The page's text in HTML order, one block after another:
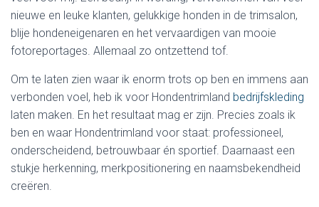
nieuwe en leuke klanten, gelukkige honden in de trimsalon,
blije hondeneigenaren en het vervaardigen van mooie
fotoreportages. Allemaal zo ontzettend tof.
Om te laten zien waar ik enorm trots op ben en immens aan
verbonden voel, heb ik voor Hondentrimland bedrijfskleding
laten maken. En het resultaat mag er zijn. Precies zoals ik
ben en waar Hondentrimland voor staat: professioneel,
onderscheidend, betrouwbaar én sportief. Daarnaast een
stukje herkenning, merkpositionering en naamsbekendheid
creëren.